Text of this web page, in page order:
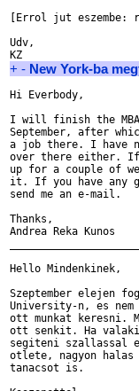
[Errol jut eszembe:
Udv,
+ - New York-ba
Hi Everbody,
I will finish the
September, after
a job there. I have
over there either. If
up for a couple of
it. If you have any
send me an e-mail.
Thanks,
Andrea Reka Kunos
Hello Mindenkinek,
Szeptember elejen
University-n, es nem
ott munkat keresni.
ott senkit. Ha
segiteni szallassal
otlete, nagyon halas
tanacsot is.